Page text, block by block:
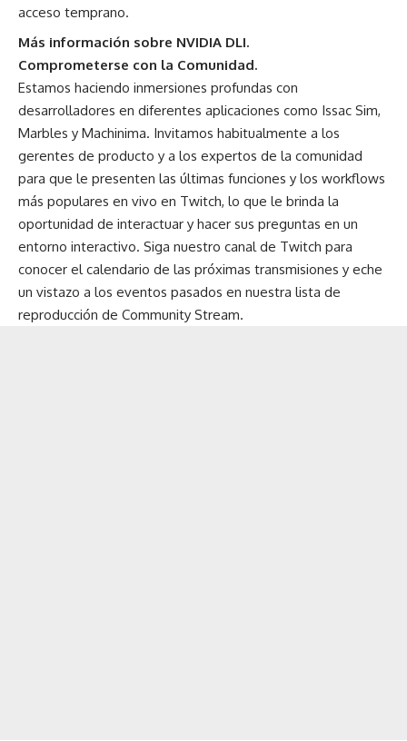
acceso temprano.
Más información sobre NVIDIA DLI.
Comprometerse con la Comunidad.
Estamos haciendo inmersiones profundas con
desarrolladores en diferentes aplicaciones como Issac Sim,
Marbles y Machinima. Invitamos habitualmente a los
gerentes de producto y a los expertos de la comunidad
para que le presenten las últimas funciones y los workflows
más populares en vivo en Twitch, lo que le brinda la
oportunidad de interactuar y hacer sus preguntas en un
entorno interactivo. Siga nuestro canal de Twitch para
conocer el calendario de las próximas transmisiones y eche
un vistazo a los eventos pasados en nuestra lista de
reproducción de Community Stream.